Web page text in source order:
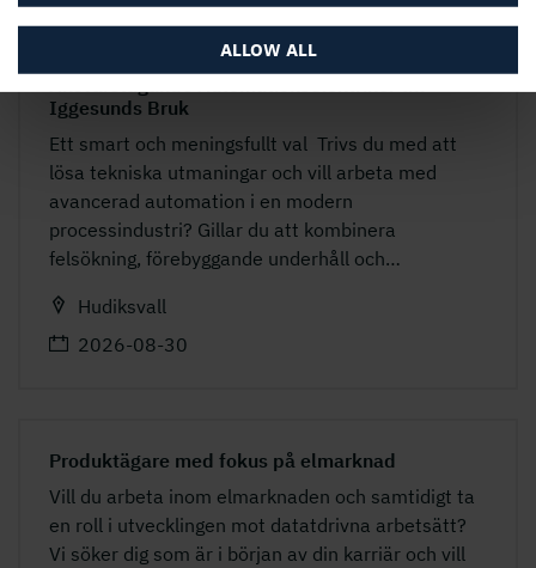
ALLOW ALL
Ansvarstagande Automationselektriker till
Iggesunds Bruk
Ett smart och meningsfullt val Trivs du med att
lösa tekniska utmaningar och vill arbeta med
avancerad automation i en modern
processindustri? Gillar du att kombinera
felsökning, förebyggande underhåll och…
Hudiksvall
2026-08-30
Produktägare med fokus på elmarknad
Vill du arbeta inom elmarknaden och samtidigt ta
en roll i utvecklingen mot datatdrivna arbetsätt?
Vi söker dig som är i början av din karriär och vill